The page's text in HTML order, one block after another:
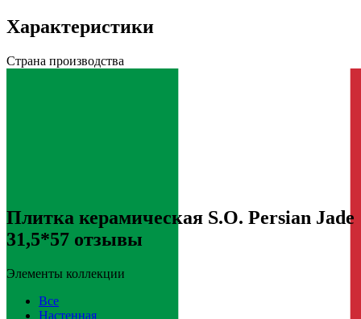
Характеристики
Страна производства
Плитка керамическая S.O. Persian Jade
31,5*57 отзывы
Элементы коллекции
Все
Настенная